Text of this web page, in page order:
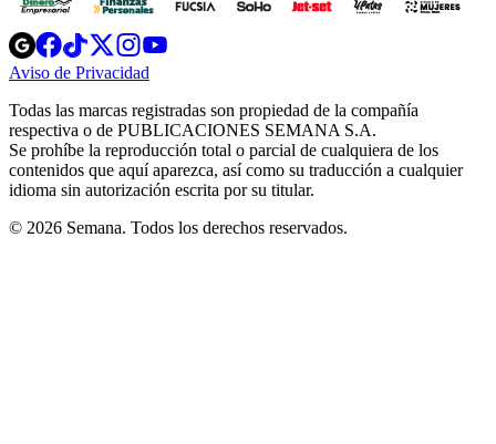
Opens
in
new
Opens
in
new
Opens
in
new
window
Opens
new
windowwindow
Aviso de Privacidad
new
window
Todas las marcas registradas son propiedad de la compañía
respectiva o de PUBLICACIONES SEMANA S.A.
Se prohíbe la reproducción total o parcial de cualquiera de los
contenidos que aquí aparezca, así como su traducción a cualquier
idioma sin autorización escrita por su titular.
© 2026 Semana. Todos los derechos reservados.